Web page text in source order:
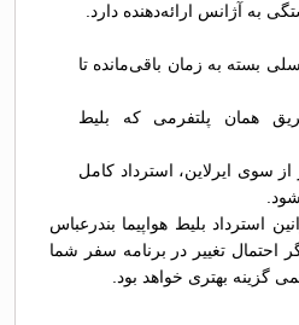
به آژانس ارائه‌دهنده دارد.
بسته به زمان باقی‌مانده تا
همان پلتفرمی که بلیط
سوی ایرلاین، استرداد کامل
استرداد بلیط هواپیما بندرعباس
احتمال تغییر در برنامه سفر شما
گزینه بهتری خواهد بود.